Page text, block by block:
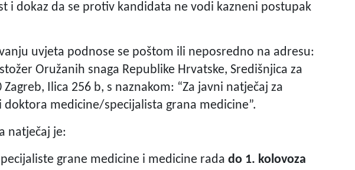
i dokaz da se protiv kandidata ne vodi kazneni postupak
uvjeta podnose se poštom ili neposredno na adresu:
Oružanih snaga Republike Hrvatske, Središnjica za
Ilica 256 b, s naznakom: “Za javni natječaj za
medicine/specijalista grana medicine”.
natječaj je:
grane medicine i medicine rada do 1. kolovoza